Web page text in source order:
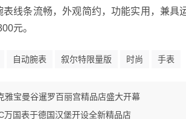
表线条流畅，外观简约，功能实用，兼
元。
自动腕表 叙尔特限量版 时尚 手表
雅宝曼谷暹罗百丽宫精品店盛大开幕
万国表于德国汉堡开设全新精品店